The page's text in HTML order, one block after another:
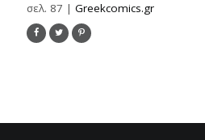
σελ. 87 | Greekcomics.gr